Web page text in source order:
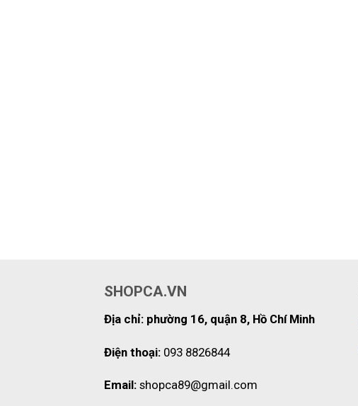
SHOPCA.VN
Địa chỉ: phường 16, quận 8, Hồ Chí Minh
Điện thoại: 093 8826844
Email: shopca89@gmail.com